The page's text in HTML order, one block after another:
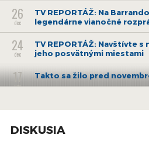
26
dec
TV REPORTÁŽ: Na
legendárne vianočné
24
dec
TV REPORTÁŽ: Navštívte s
jeho posvätnými miestami
17
nov
Takto sa žilo pred
27
6
DISKUSIA